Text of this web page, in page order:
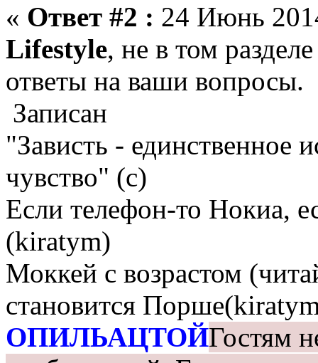
« Ответ #2 : 24 Июнь
Lifestyle, не в том
ответы на ваши вопросы.
Записан
"Зависть - единственное
чувство" (с)
Если телефон-то Нокиа,
(kiratym)
Моккей с возрастом
становится
ОПИЛЬАЦТОЙГостям